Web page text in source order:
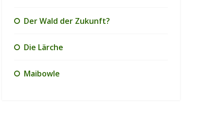
Der Wald der Zukunft?
Die Lärche
Maibowle